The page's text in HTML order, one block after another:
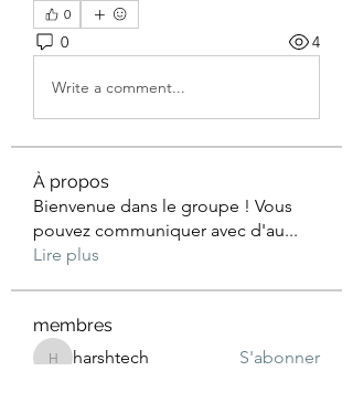
0
0 4
Write a comment...
À propos
Bienvenue dans le groupe ! Vous
pouvez communiquer avec d'au...
Lire plus
membres
harshtech
harshtech
S'abonner